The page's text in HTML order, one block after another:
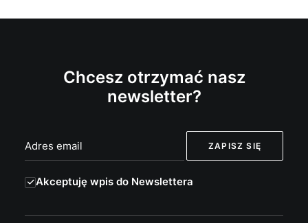
Chcesz otrzymać nasz
newsletter?
Akceptuję wpis do Newslettera